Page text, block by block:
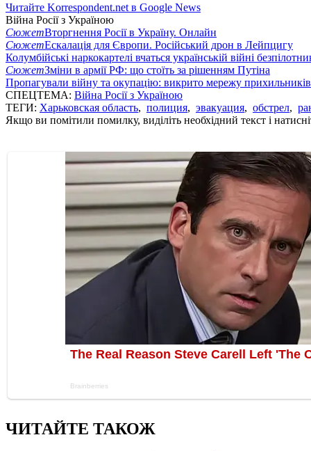
Читайте Korrespondent.net в Google News
Війна Росії з Україною
СюжетВторгнення Росії в Україну. Онлайн
СюжетЕскалація для Європи. Російський дрон в Лейпцигу
Колумбійські наркокартелі вчаться українській війні
СюжетЗміни в армії РФ: що стоїть за рішенням Путіна
Пропагували війну та окупацію: викрито мережу
СПЕЦТЕМА: Війна Росії з Україною
ТЕГИ: Харьковская область, полиция, эвакуация, обстрел,
Якщо ви помітили помилку, виділіть необхідний текст і
ЧИТАЙТЕ ТАКОЖ